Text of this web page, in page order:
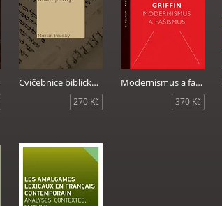
Cvičebnice biblické hebrejštiny
270 Kč
Modernismus a fašismus
370 Kč